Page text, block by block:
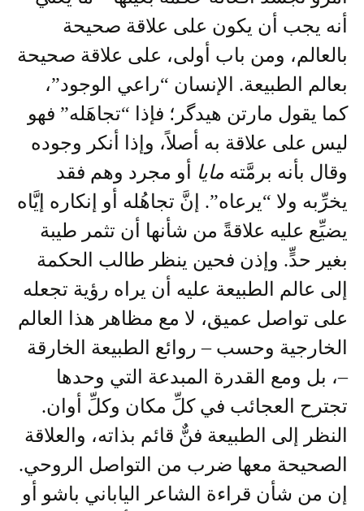
أنه يجب أن يكون على علاقة صحيحة
بالعالم، ومن باب أولى، على علاقة صحيحة
بعالم الطبيعة. الإنسان “راعي الوجود”،
كما يقول مارتن هيدگر؛ فإذا “تجاهَله” فهو
ليس على علاقة به أصلاً، وإذا أنكر وجوده
وقال بأنه برمَّته مايا
أو مجرد وهم فقد
يخرِّبه ولا “يرعاه”. إنَّ تجاهُله أو إنكاره إيَّاه
يضيِّع عليه علاقةً من شأنها أن تثمر طيبة
بغير حدٍّ. وإذن فحين ينظر طالب الحكمة
إلى عالم الطبيعة عليه أن يراه رؤية تجعله
على تواصل عميق، لا مع مظاهر هذا العالم
الخارجية وحسب – روائع الطبيعة الخارقة
–، بل ومع القدرة المبدعة التي وحدها
تجترح العجائب في كلِّ مكان وكلِّ أوان.
النظر إلى الطبيعة فنٌّ قائم بذاته، والعلاقة
الصحيحة معها ضرب من التواصل الروحي.
إن من شأن قراءة الشاعر الياباني باشو أو